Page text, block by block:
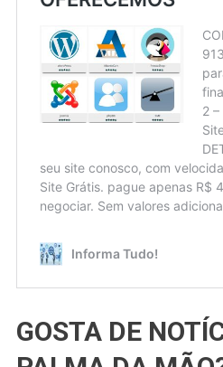
GOSTA DE